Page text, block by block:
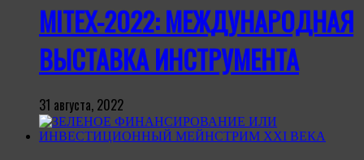
MITEX-2022: МЕЖДУНАРОДНАЯ
ВЫСТАВКА ИНСТРУМЕНТА
31 августа, 2022